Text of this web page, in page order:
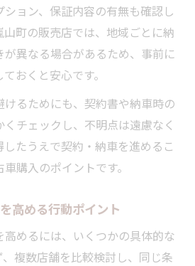
避けたい失敗とその対策方法
に知るべき保証や整備の内容
にありがちなトラブル事例
に進めるコツと準備法
での段取りと必要な手続き解
にスムーズな納車を実現する
でに揃えておきたい書類や持
ョン、保証内容の有無も確認し
山町の販売店では、地域ごとに納
異なる場合があるため、事前に
おくと安心です。
るためにも、契約書や納車時の
チェックし、不明点は遠慮なく
たうえで契約・納車を進めるこ
購入のポイントです。
高める行動ポイント
めるには、いくつかの具体的な
複数店舗を比較検討し、同じ条